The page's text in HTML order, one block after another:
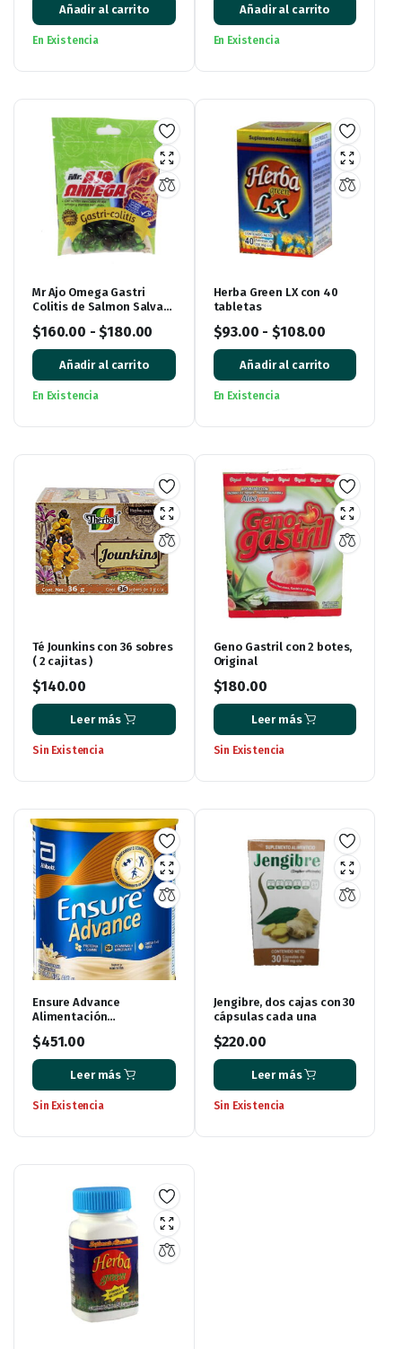
Añadir al carrito
En Existencia
Añadir al carrito
En Existencia
Mr Ajo Omega Gastri
Colitis de Salmon Salvaje
Cápsulas de Gel
$160.00 - $180.00
Añadir al carrito
En Existencia
Herba Green LX con 40
tabletas
$93.00 - $108.00
Añadir al carrito
En Existencia
Té Jounkins con 36 sobres
( 2 cajitas )
$140.00
Leer más
Sin Existencia
Geno Gastril con 2 botes,
Original
$180.00
Leer más
Sin Existencia
Ensure Advance
Alimentación
Unica con HMB Sabor
Vainilla de 400g
$451.00
Leer más
Sin Existencia
Jengibre, dos cajas con 30
cápsulas cada una
$220.00
Leer más
Sin Existencia